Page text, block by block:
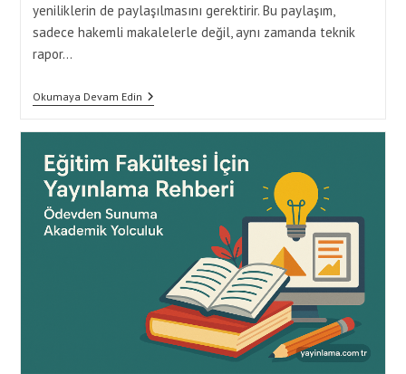
yeniliklerin de paylaşılmasını gerektirir. Bu paylaşım,
sadece hakemli makalelerle değil, aynı zamanda teknik
rapor…
Okumaya Devam EdinBilgisayar
Mühendisliği
Teknikleri:
White
Paper
Ve
Veri
Analizi